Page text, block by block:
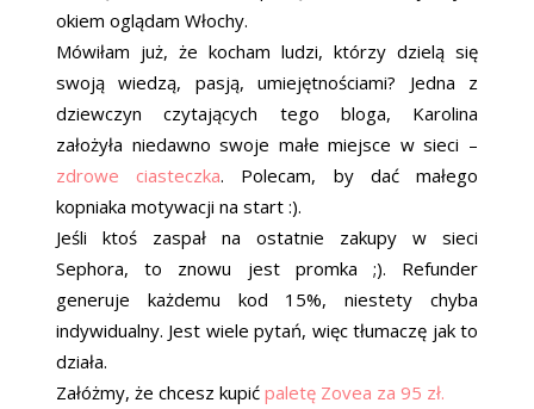
okiem oglądam Włochy.
Mówiłam już, że kocham ludzi, którzy dzielą się
swoją wiedzą, pasją, umiejętnościami? Jedna z
dziewczyn czytających tego bloga, Karolina
założyła niedawno swoje małe miejsce w sieci –
zdrowe ciasteczka. Polecam, by dać małego
kopniaka motywacji na start :).
Jeśli ktoś zaspał na ostatnie zakupy w sieci
Sephora, to znowu jest promka ;). Refunder
generuje każdemu kod 15%, niestety chyba
indywidualny. Jest wiele pytań, więc tłumaczę jak to
działa.
Załóżmy, że chcesz kupić paletę Zovea za 95 zł.